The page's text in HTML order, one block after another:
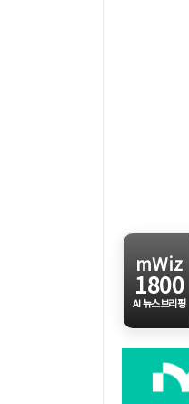
mWiz
1800
AI 뉴스브리핑